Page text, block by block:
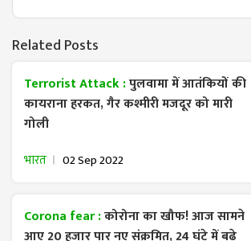
Related Posts
Terrorist Attack :पुलवामा में आतंकियों की
कायराना हरकत, गैर कश्मीरी मजदूर को मारी
गोली
भारत 02 Sep 2022
Corona fear :कोरोना का खौफ! आज सामने
आए 20 हजार पार नए संक्रमित, 24 घंटे में बढ़े